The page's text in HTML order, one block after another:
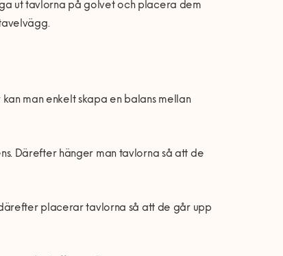
ut tavlorna på golvet och placera dem
man enkelt skapa en balans mellan
Därefter hänger man tavlorna så att de
placerar tavlorna så att de går upp